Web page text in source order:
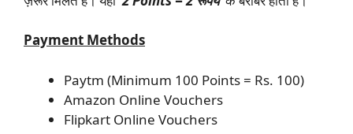
Payment Methods
Paytm (Minimum 100 Points = Rs. 100)
Amazon Online Vouchers
Flipkart Online Vouchers